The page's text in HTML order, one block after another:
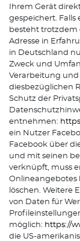
Ihrem Gerät
gespeichert. Falls
besteht trotzdem
Adresse in
in Deutschland
Zweck und
Verarbeitung und
diesbezüglichen
Schutz der
entnehmen:
ein Nutzer
Facebook über
und mit seinen
verknüpft, muss
Onlineangebotes
löschen. Weitere
von Daten für
möglich: https://
die US-